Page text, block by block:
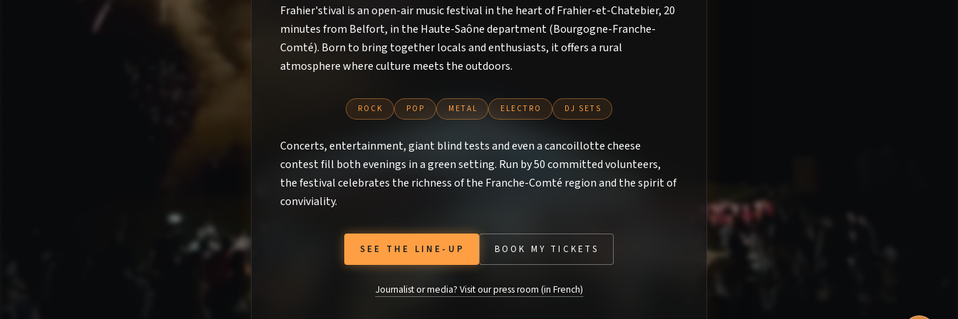
Photos et vidéos des éditions passées
Espace presse et kit média
Contact et candidature artiste
Frahier'stival is an open-air music festival in the heart of Frahier-et-Chatebier, 20
minutes from Belfort, in the Haute-Saône department (Bourgogne-Franche-
Comté). Born to bring together locals and enthusiasts, it offers a rural
atmosphere where culture meets the outdoors.
ROCK POP METAL ELECTRO DJ SETS
Concerts, entertainment, giant blind tests and even a cancoillotte cheese
contest fill both evenings in a green setting. Run by 50 committed volunteers,
the festival celebrates the richness of the Franche-Comté region and the spirit of
conviviality.
SEE THE LINE-UP BOOK MY TICKETS
Journalist or media? Visit our press room (in French)